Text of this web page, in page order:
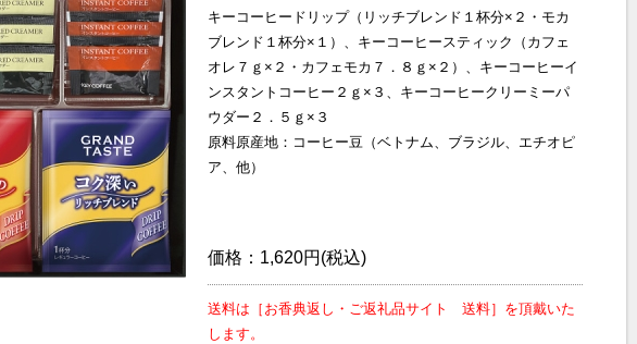
キーコーヒードリップ（リッチブレンド１杯分×２・モカ
ブレンド１杯分×１）、キーコーヒースティック（カフェ
オレ７ｇ×２・カフェモカ７．８ｇ×２）、キーコーヒーイ
ンスタントコーヒー２ｇ×３、キーコーヒークリーミーパ
ウダー２．５ｇ×３
原料原産地：コーヒー豆（ベトナム、ブラジル、エチオピ
ア、他）
価格： 1,620円(税込)
送料は［お香典返し・ご返礼品サイト 送料］を頂戴いた
します。